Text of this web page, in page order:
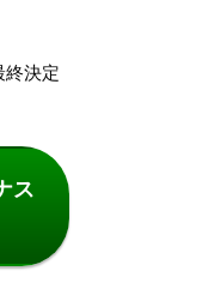
終決定
ス